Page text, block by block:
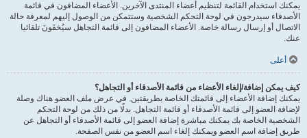
يمكنك استخدام القائمة لتنظيم أعضاء المنتدى الآخرين. الأعضاء المضافون في قائمة
الأصدقاء سيدرجون في لوحة التحكم الشخصية وستتمكن من الوصول إليهم لمعرفة حالة
الاتصال أو إرسال رسالة خاصة. الأعضاء المضافون إلى قائمة التجاهل سيُخفَونَ تلقائيا
عنك.
أعلى
كيف يمكن إضافة/إلغاء الأعضاء من قائمة الأصدقاء أو التجاهل؟
يمكنك إضافة الأعضاء إلى قائمتك الخاصة بطريقتين. في عرض ملف العضو هناك وصلة
لإضافة العضو إلى قائمة الأصدقاء أو قائمة التجاهل. بدلًا من ذلك من لوحة التحكم
الشخصية الخاصة بك يمكنك مباشرة إضافة العضو إلى قائمة الأصدقاء أو التجاهل عن
طريق إضافة اسم العضو ويمكنك إلغاء اسم العضو من نفس الصفحة.